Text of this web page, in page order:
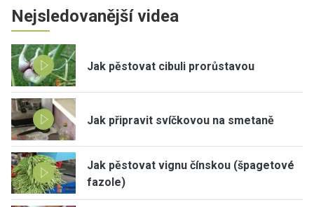
Nejsledovanější videa
Jak pěstovat cibuli prorůstavou
Jak připravit svíčkovou na smetaně
Jak pěstovat vignu čínskou (špagetové
fazole)